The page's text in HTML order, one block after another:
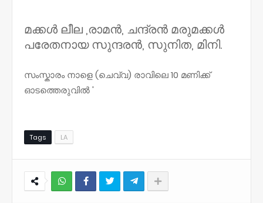
മക്കൾ ലീല ,രാമൻ, ചന്ദ്രൻ മരുമക്കൾ
പരേതനായ സുന്ദരൻ, സുനിത, മിനി.
സംസ്കാരം നാളെ (ചെവ്വ) രാവിലെ 10 മണിക്ക്
ഓടത്തെരുവിൽ '
Tags LA